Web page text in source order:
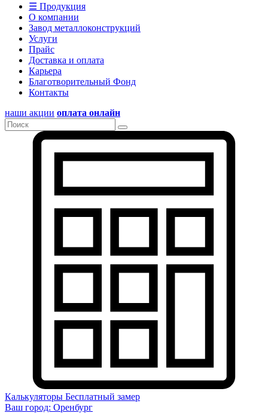
☰ Продукция
О компании
Завод металлоконструкций
Услуги
Прайс
Доставка и оплата
Карьера
Благотворительный Фонд
Контакты
наши акции оплата онлайн
Калькуляторы Бесплатный замер
Ваш город: Оренбург